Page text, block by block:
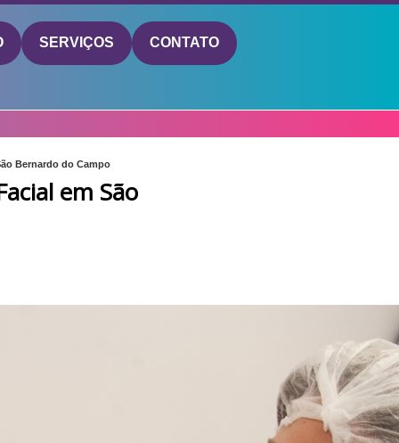
SERVIÇOS CONTATO
Bernardo do Campo
em São